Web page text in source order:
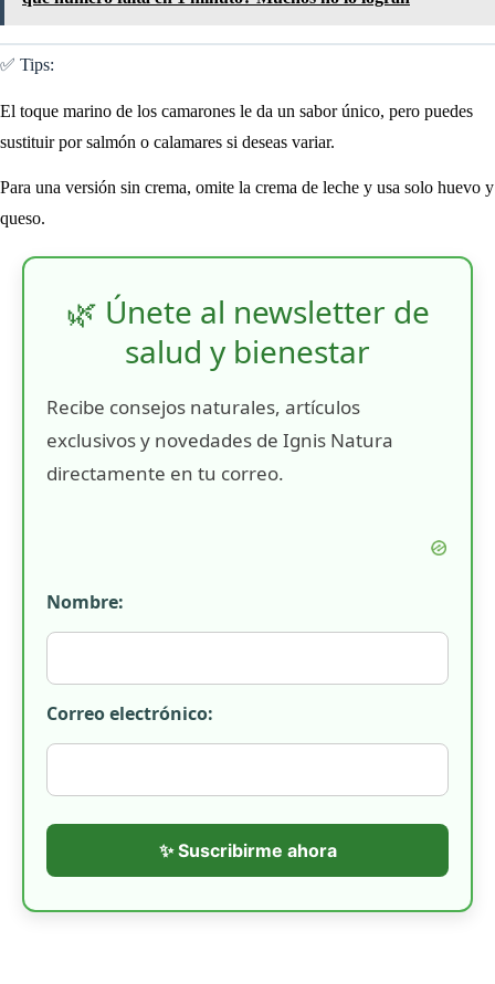
✅ Tips:
El toque marino de los camarones le da un sabor único, pero puedes
sustituir por salmón o calamares si deseas variar.
Para una versión sin crema, omite la crema de leche y usa solo huevo y
queso.
🌿 Únete al newsletter de
salud y bienestar
Recibe consejos naturales, artículos
exclusivos y novedades de Ignis Natura
directamente en tu correo.
Nombre:
Correo electrónico:
✨ Suscribirme ahora